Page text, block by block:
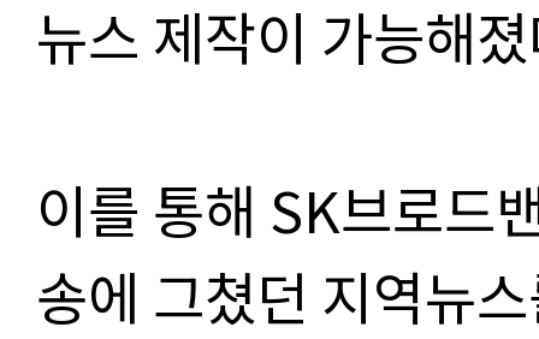
뉴스 제작이 가능해
이를 통해 SK브로드
송에 그쳤던 지역뉴